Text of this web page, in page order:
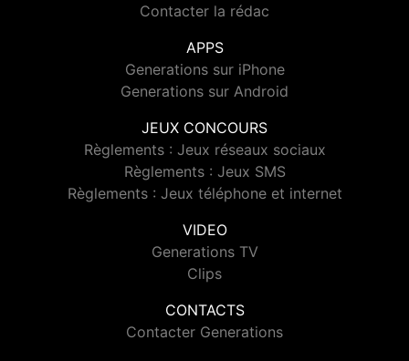
Contacter la rédac
APPS
Generations sur iPhone
Generations sur Android
JEUX CONCOURS
Règlements : Jeux réseaux sociaux
Règlements : Jeux SMS
Règlements : Jeux téléphone et internet
VIDEO
Generations TV
Clips
CONTACTS
Contacter Generations